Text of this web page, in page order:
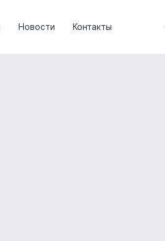
Новости Контакты